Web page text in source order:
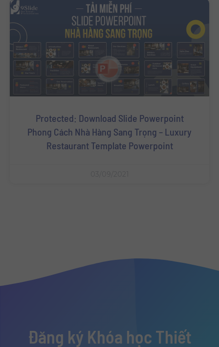
Protected: Download Slide Powerpoint
Phong Cách Nhà Hàng Sang Trọng – Luxury
Restaurant Template Powerpoint
Đăng ký Khóa học Thiết